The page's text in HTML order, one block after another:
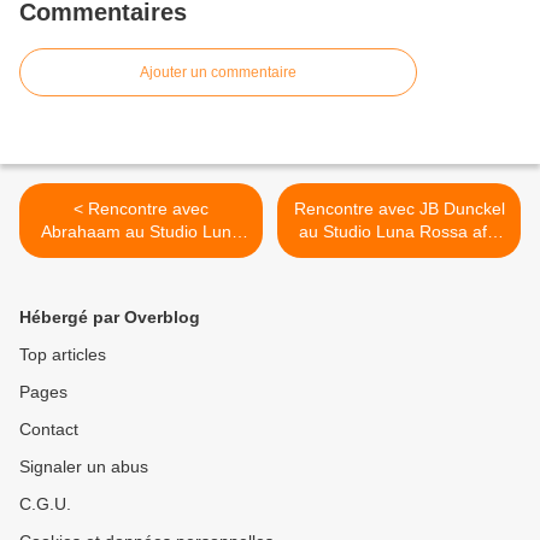
Commentaires
Ajouter un commentaire
< Rencontre avec
Abrahaam au Studio Luna
Rossa afin d’en apprendre
Rencontre avec JB Dunckel
au Studio Luna Rossa afin
d’en apprendre plus sur la
Hébergé par Overblog
Top articles
Pages
Contact
Signaler un abus
C.G.U.